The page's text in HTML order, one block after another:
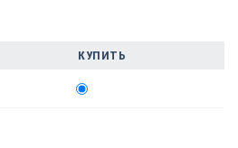
КУПИТЬ